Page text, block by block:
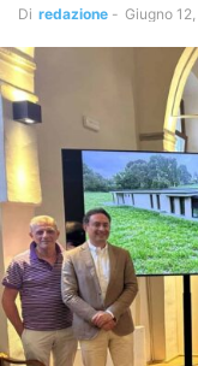
Di redazione - Giugno